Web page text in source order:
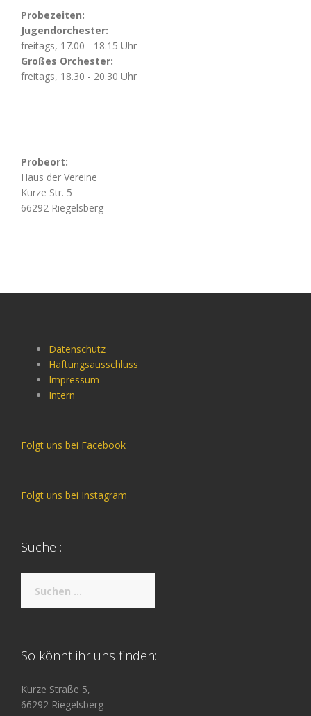
Probezeiten:
Jugendorchester:
freitags, 17.00 - 18.15 Uhr
Großes Orchester:
freitags, 18.30 - 20.30 Uhr
Probeort:
Haus der Vereine
Kurze Str. 5
66292 Riegelsberg
Datenschutz
Haftungsausschluss
Impressum
Intern
Folgt uns bei Facebook
Folgt uns bei Instagram
Suche :
nach:
So könnt ihr uns finden:
Kurze Straße 5,
66292 Riegelsberg